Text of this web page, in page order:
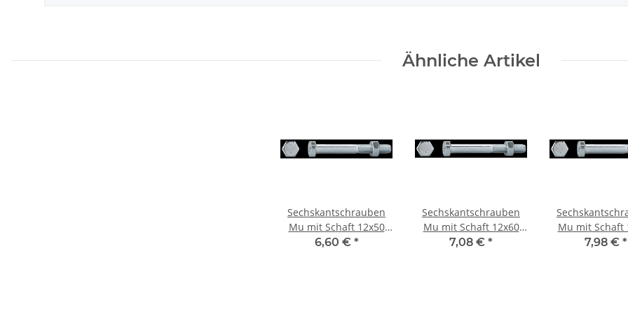
Ähnliche Artikel
Sechskantschrauben
Mu mit Schaft 12x50
mm galv. verzinkt 10 St
6,60 € *
Sechskantschrauben
Mu mit Schaft 12x60
mm galv. verzinkt 10 St
7,08 € *
Mu mit Schaft
mm galv.7,98 € *